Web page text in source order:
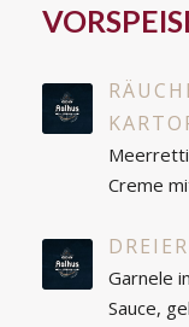
Creme
Garnele
Sauce,